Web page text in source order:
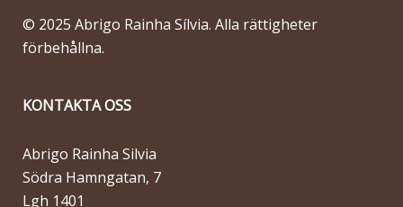
© 2025 Abrigo Rainha Sílvia. Alla rättigheter
förbehållna.
KONTAKTA OSS
Abrigo Rainha Silvia
Södra Hamngatan, 7
Lgh 1401